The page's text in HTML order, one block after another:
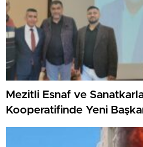
Mezitli Esnaf ve
Kooperatifinde Yeni